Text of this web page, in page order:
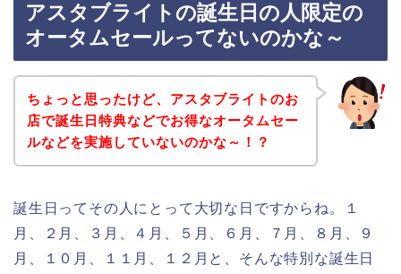
アスタブライトの誕生日の人限定の
オータムセールってないのかな～
ちょっと思ったけど、アスタブライトのお
店で誕生日特典などでお得なオータムセー
ルなどを実施していないのかな～！？
誕生日ってその人にとって大切な日ですからね。１
月、２月、３月、４月、５月、６月、７月、８月、９
月、１０月、１１月、１２月と、そんな特別な誕生日